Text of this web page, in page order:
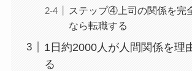
ステップ④上司の関係を完
なら転職する
1日約2000人が人間関係を理
る